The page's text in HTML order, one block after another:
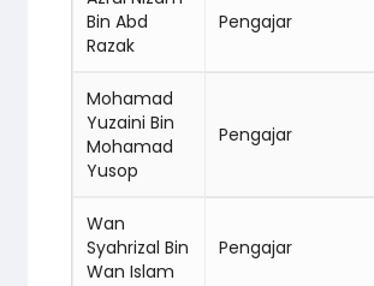
Bin Abd
Razak
Pengajar
Mohamad
Yuzaini Bin
Mohamad
Yusop
Pengajar
Wan
Syahrizal Bin
Wan Islam
Pengajar